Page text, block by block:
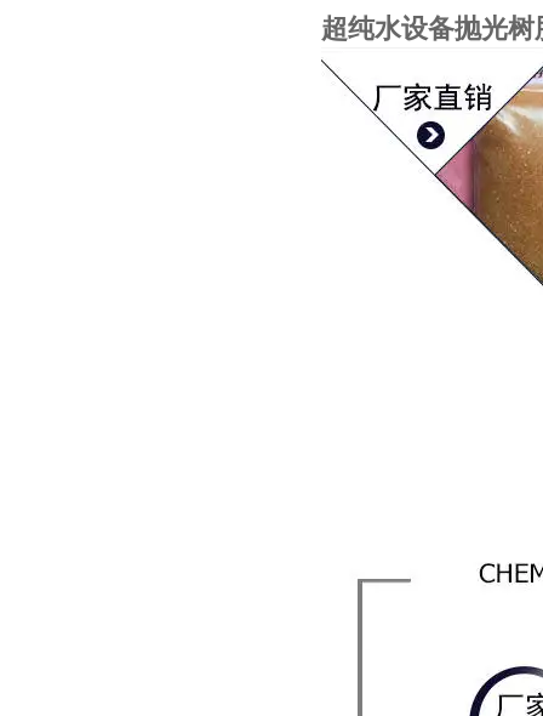
超纯水设备抛光